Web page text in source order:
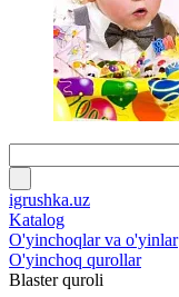
igrushka.uz
Katalog
O'yinchoqlar va o'yinlar
O'yinchoq qurollar
Blaster quroli